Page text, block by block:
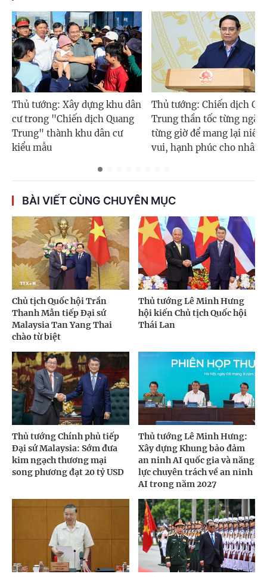
Thủ tướng: Xây dựng khu dân
cư trong "Chiến dịch Quang
Trung" thành khu dân cư
kiểu mẫu
Thủ tướng: Chiến dịch
Trung thần tốc từng ngày,
từng giờ để mang lại niềm
vui, hạnh phúc cho nhân
BÀI VIẾT CÙNG CHUYÊN MỤC
Chủ tịch Quốc hội Trần
Thanh Mẫn tiếp Đại sứ
Malaysia Tan Yang Thai
chào từ biệt
Thủ tướng Lê Minh Hưng
hội kiến Chủ tịch Quốc hội
Thái Lan
Thủ tướng Chính phủ tiếp
Đại sứ Malaysia: Sớm đưa
kim ngạch thương mại
song phương đạt 20 tỷ USD
Thủ tướng Lê Minh Hưng:
Xây dựng Khung bảo đảm
an ninh AI quốc gia và năng
lực chuyên trách về an ninh
AI trong năm 2027